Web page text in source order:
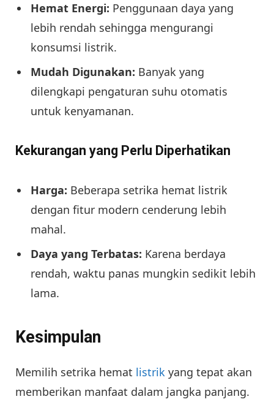
Hemat Energi: Penggunaan daya yang
lebih rendah sehingga mengurangi
konsumsi listrik.
Mudah Digunakan: Banyak yang
dilengkapi pengaturan suhu otomatis
untuk kenyamanan.
Kekurangan yang Perlu Diperhatikan
Harga: Beberapa setrika hemat listrik
dengan fitur modern cenderung lebih
mahal.
Daya yang Terbatas: Karena berdaya
rendah, waktu panas mungkin sedikit lebih
lama.
Kesimpulan
Memilih setrika hemat listrik yang tepat akan
memberikan manfaat dalam jangka panjang.